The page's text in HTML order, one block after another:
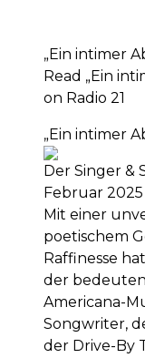
„Ein intimer
Read „Ein
on Radio 21
„Ein intimer
Der Singer &
Februar
Mit einer
poetischem
Raffinesse
der
Americana-
Songwriter,
der Drive-By